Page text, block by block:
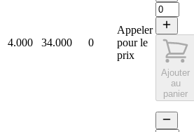
4.000 34.000 0
Appeler
pour le
prix
Ajouter
au
panier